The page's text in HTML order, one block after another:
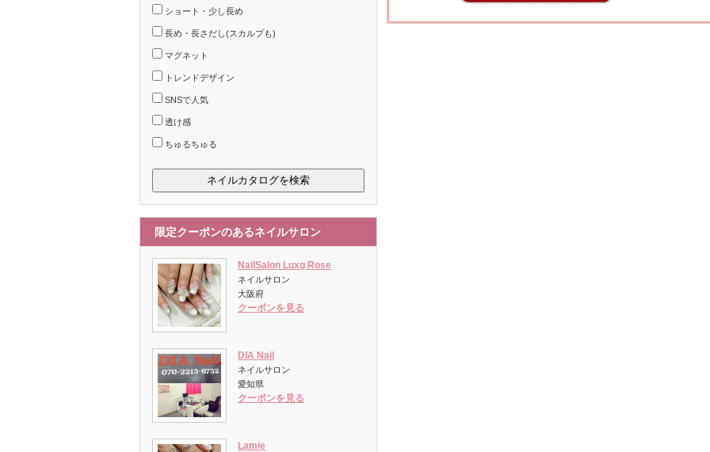
ショート・少し長め
長め・長さだし(スカルプも)
マグネット
トレンドデザイン
SNSで人気
透け感
ちゅるちゅる
限定クーポンのあるネイルサロン
NailSalon Luxg Rose
ネイルサロン
大阪府
クーポンを見る
DIA Nail
ネイルサロン
愛知県
クーポンを見る
Lamie